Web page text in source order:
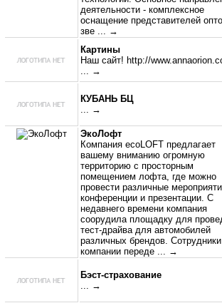
деятельности - комплексное
оснащение представителей
зве
... →
Картины
Наш сайт! http://
... →
КУБАНЬ БЦ
... →
ЭкоЛофт
Компания ecoLOFT предлагает
вашему вниманию огромную
территорию с просторным
помещением лофта, где можно
провести различные
конференции и презентации. С
недавнего времени компания
соорудила площадку для
тест-драйва для автомобилей
различных брендов. Сотрудники
компании переде
... →
Бэст-страхование
... →